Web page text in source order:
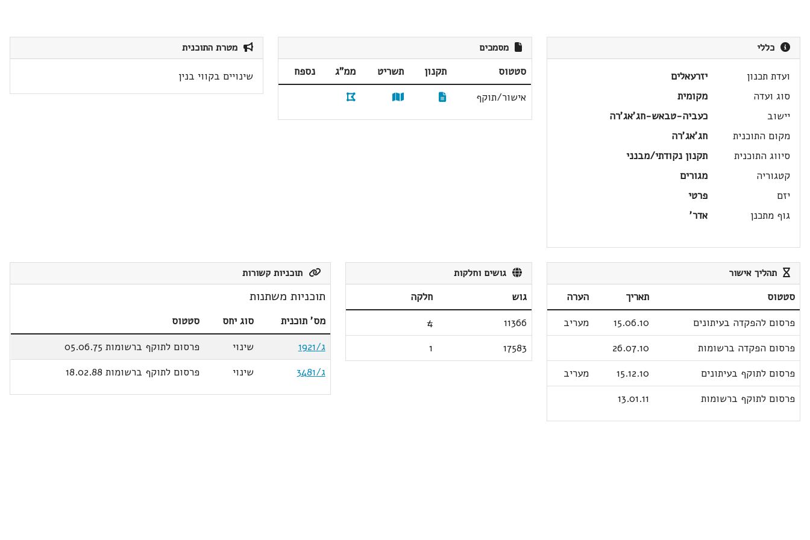
כללי
ועדת תכנון
יזרעאלים
סוג ועדה
מקומית
יישוב
כעביה-טבאש-חג'אג'רה
מקום התוכנית
חג'אג'רה
סיווג התוכנית
תקנון נקודתי/מבנני
קטגוריה
מגורים
יזם
פרטי
גוף מתכנן
אדר'
מסמכים
סטטוס תקנון תשריט ממ"ג
נספח
אישור/תוקף
מטרת התוכנית
שינויים בקווי בנין
תהליך אישור
סטטוס תאריך
הערה
פרסום להפקדה בעיתונים
15.06.10
מעריב
פרסום הפקדה ברשומות
26.07.10
פרסום לתוקף בעיתונים
15.12.10
מעריב
פרסום לתוקף ברשומות
13.01.11
גושים וחלקות
גוש
חלקה
11366
4
17583
1
תוכניות קשורות
תוכניות משתנות
מס' תוכנית סוג יחס
סטטוס
ג/1921
שינוי
פרסום לתוקף ברשומות 05.06.75
ג/3481
שינוי פרסום לתוקף ברשומות 18.02.88